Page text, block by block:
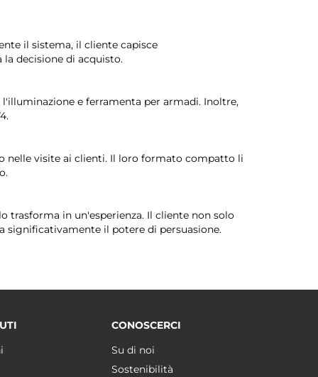
il sistema, il cliente capisce
decisione di acquisto.
e ferramenta per armadi. Inoltre,
nelle visite ai clienti. Il loro formato compatto li
in un'esperienza. Il cliente non solo
significativamente il potere di persuasione.
CONOSCERCI
Su di noi
Sostenibilità